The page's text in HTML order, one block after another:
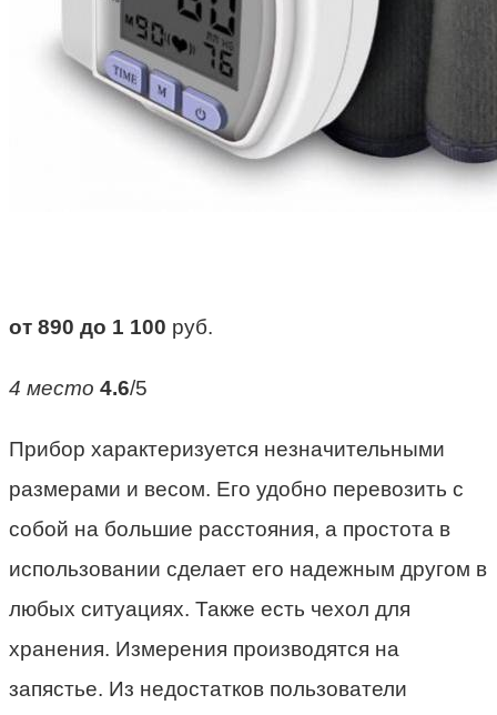
от 890 до 1 100 руб.
4 место 4.6/5
Прибор характеризуется незначительными
размерами и весом. Его удобно перевозить с
собой на большие расстояния, а простота в
использовании сделает его надежным другом в
любых ситуациях. Также есть чехол для
хранения. Измерения производятся на
запястье. Из недостатков пользователи